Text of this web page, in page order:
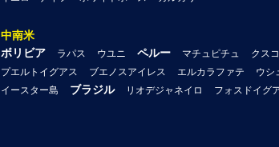
中南米
ボリビア
ラパス ウユニ ペルー マチュピチュ クスコ
プエルトイグアス ブエノスアイレス エルカラファテ ウシ
イースター島
ブラジル リオデジャネイロ フォスドイグ